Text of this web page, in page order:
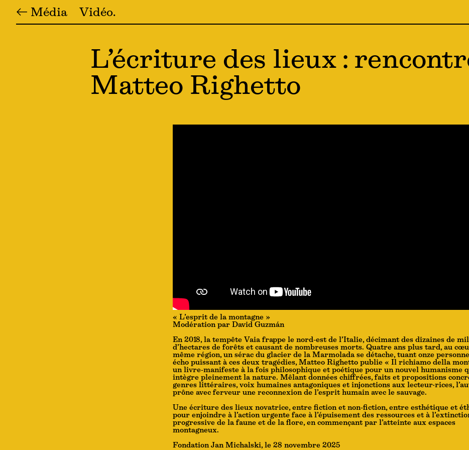
← Média Vidéo
L’écriture des lieux :
Matteo Righetto
« L’esprit de la montagne »
Modération par David Guzmán
En 2018, la tempête Vaia frappe le nord-est de l’Italie, décimant des dizaines de
d’hectares de forêts et causant de nombreuses morts. Quatre ans plus tard, au
même région, un sérac du glacier de la Marmolada se détache, tuant onze
écho puissant à ces deux tragédies, Matteo Righetto publie « Il richiamo della
un livre-manifeste à la fois philosophique et poétique pour un nouvel humanisme
intègre pleinement la nature. Mêlant données chiffrées, faits et propositions
genres littéraires, voix humaines antagoniques et injonctions aux lecteur·rices,
prône avec ferveur une reconnexion de l’esprit humain avec le sauvage.
Une écriture des lieux novatrice, entre fiction et non-fiction, entre esthétique et
pour enjoindre à l’action urgente face à l’épuisement des ressources et à
progressive de la faune et de la flore, en commençant par l’atteinte aux espaces
montagneux.
Fondation Jan Michalski, le 28 novembre 2025